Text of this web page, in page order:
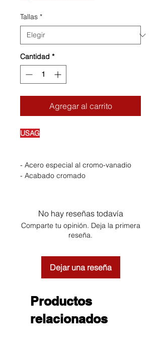
Tallas *
Cantidad *
Agregar al carrito
USAG
- Acero especial al cromo-vanadio
- Acabado cromado
No hay reseñas todavía
Comparte tu opinión. Deja la primera
reseña.
Dejar una reseña
Productos
relacionados